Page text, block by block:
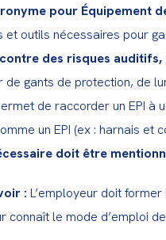
pour Équipement
et outils nécessaires pour
des risques
de gants de protection, de
de raccorder un EPI
doit être
: L’employeur doit
connaît le mode d’emploi